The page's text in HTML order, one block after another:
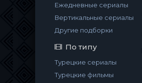
Ежедневные сериалы
Вертикальные сериалы
Другие подборки
По типу
Турецкие сериалы
Турецкие фильмы